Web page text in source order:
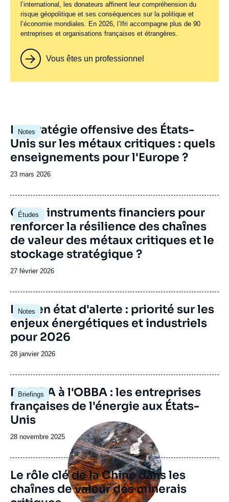
l’international, les donateurs affinent leur compréhension du
risque géopolitique et ses conséquences sur la politique et
l’économie mondiales. En 2026, l’Ifri accompagne plus de 90
entreprises et organisations françaises et étrangères.
Vous êtes un professionnel
Notes
Image
principale
La stratégie offensive des États-
Unis sur les métaux critiques : quels
enseignements pour l'Europe ?
Date
publication
23 mars 2026
Études
Image
principale
Quels instruments financiers pour
renforcer la résilience des chaînes
de valeur des métaux critiques et le
stockage stratégique ?
Date
publication
27 février 2026
Notes
Image
principale
L'UE en état d'alerte : priorité sur les
enjeux énergétiques et industriels
pour 2026
Date
publication
28 janvier 2026
Briefings
Image
principale
De l'IRA à l'OBBA : les entreprises
françaises de l'énergie aux États-
Unis
Date
publication
28 novembre 2025
principale
Le rôle clé de la Chine dans les
chaînes de valeur des minerais